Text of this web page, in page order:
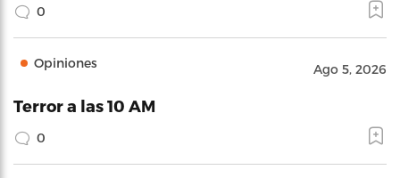
0
Opiniones Ago 5, 2026
Terror a las 10 AM
0